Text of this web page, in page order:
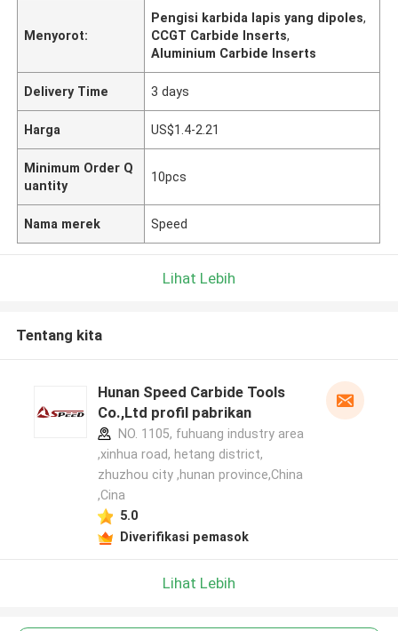
Menyorot:
Pengisi karbida lapis yang dipoles,
CCGT Carbide Inserts,
Aluminium Carbide Inserts
Delivery Time 3 days
Harga US$1.4-2.21
Minimum Order Q
uantity
10pcs
Nama merek Speed
Lihat Lebih
Tentang kita
Hunan Speed Carbide Tools
Co.,Ltd profil pabrikan
NO. 1105, fuhuang industry area
,xinhua road, hetang district,
zhuzhou city ,hunan province,China
,Cina
5.0
Diverifikasi pemasok
Lihat Lebih